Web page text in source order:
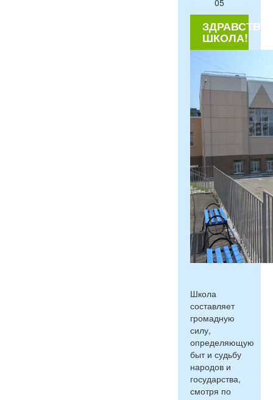
ШКОЛА!
Школа
составляет
громадную
силу,
определяющую
быт и судьбу
народов и
государства,
смотря по